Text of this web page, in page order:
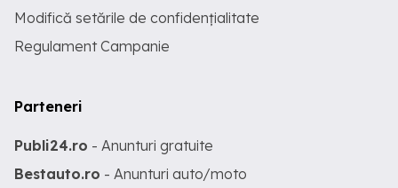
Modifică setările de confidențialitate
Regulament Campanie
Parteneri
Publi24.ro - Anunturi gratuite
Bestauto.ro - Anunturi auto/moto